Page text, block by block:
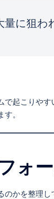
量に狙わ
で起こりや
。
ォ
かを整理し